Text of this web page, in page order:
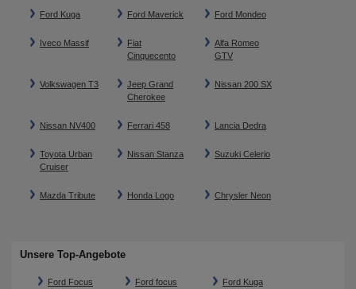
Ford Kuga Ford Maverick Ford Mondeo
Iveco Massif
Fiat
Cinquecento
Alfa Romeo
GTV
Volkswagen T3
Jeep Grand
Cherokee
Nissan 200 SX
Nissan NV400 Ferrari 458 Lancia Dedra
Toyota Urban
Cruiser
Nissan Stanza Suzuki Celerio
Mazda Tribute Honda Logo Chrysler Neon
Unsere Top-Angebote
Ford Focus
Ford focus
Ford Kuga